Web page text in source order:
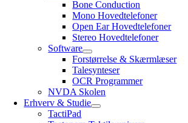
Bone Conduction
Mono Hovedtelefoner
Open Ear Hovedtelefoner
Stereo Hovedtelefoner
Software
Forstørrelse & Skærmlæser
Talesynteser
OCR Programmer
NVDA Skolen
Erhverv & Studie
TactiPad